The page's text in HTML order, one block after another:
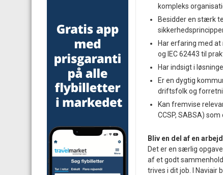
kompleks
Besidder en stærk
Har erfaring med
og IEC 62443 til
Har indsigt i
Er en dygtig
driftsfolk og
Kan fremvise
CCSP, SABSA) som
Bliv en del af en
Det er en særlig
af et godt
trives i dit job. I Naviair